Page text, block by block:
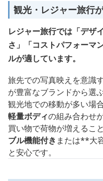
観光・レジャー旅行
レジャー旅行では「デザ
さ」「コストパフォーマ
ルが適しています。
旅先での写真映えを意識
が豊富なブランドから選
観光地での移動が多い場合
軽量ボディの組み合わせ
買い物で荷物が増えるこ
ブル機能付き または**大
と安心です。